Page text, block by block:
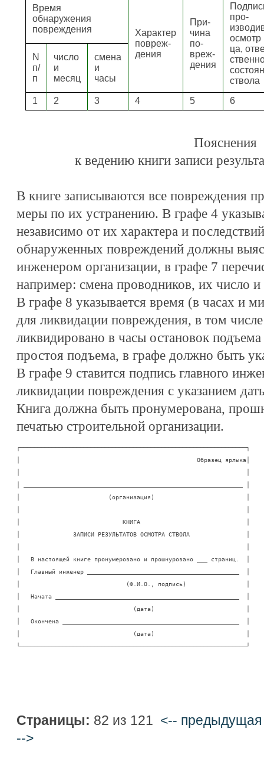
Время
обнаружения
повреждения
Характер
повреж-
дения
При-
чина
по-
вреж-
дения
про-
осмотр
ца,
ствола
N
п/
п
число
и
месяц
смена
и
часы
1 2 3 4 5 6
Пояснения
к ведению книги записи
В книге записываются все повреждения
меры по их устранению. В графе 4
независимо от их характера и
обнаруженных повреждений должны
инженером организации, в графе 7
например: смена проводников, их число и
В графе 8 указывается время (в часах и
для ликвидации повреждения, в том
ликвидировано в часы остановок
простоя подъема, в графе должно быть
В графе 9 ставится подпись главного
ликвидации повреждения с указанием
Книга должна быть пронумерована,
печатью строительной организации.
┌────────────────────────────────────────────────────────────────┐
│                                                  Образец ярлыка│
│                         (организация)                          │
│                             КНИГА                              │
│               ЗАПИСИ РЕЗУЛЬТАТОВ ОСМОТРА СТВОЛА                │
│   В настоящей книге пронумеровано и прошнуровано ___ страниц.  │
│   Главный инженер ___________________________________________  │
│                              (Ф.И.О., подпись)                 │
│   Начата ____________________________________________________  │
│                                (дата)                          │
│   Окончена __________________________________________________  │
│                                (дата)                          │
└────────────────────────────────────────────────────────────────┘
Страницы: 82 из 121 <-- предыдущая
-->